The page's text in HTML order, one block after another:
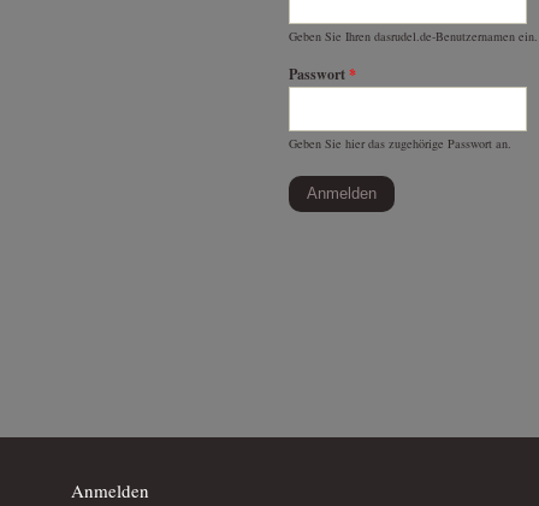
Geben Sie Ihren dasrudel.de-Benutzernamen ein.
Passwort*
Geben Sie hier das zugehörige Passwort an.
Anmelden